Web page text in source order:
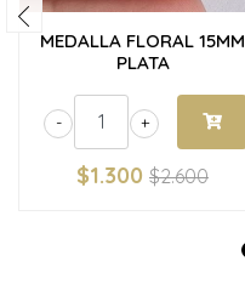
MEDALLA FLORAL 15MM
PLATA
+
-
$1.300 $2.600